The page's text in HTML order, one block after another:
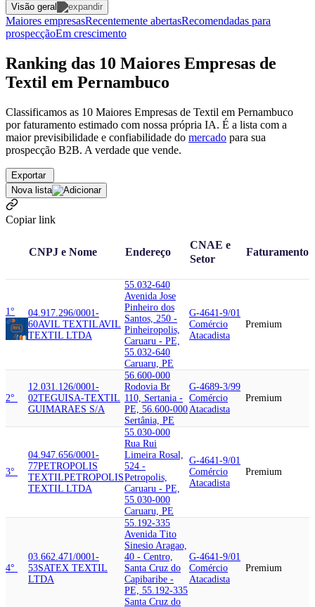
Visão geral
Maiores empresasRecentemente abertasRecomendadas para
prospecçãoEm crescimento
Ranking das 10 Maiores Empresas de
Textil em Pernambuco
Classificamos as 10 Maiores Empresas de Textil em Pernambuco
por faturamento estimado com nossa própria IA. É a lista com a
maior previsibilidade e confiabilidade do mercado para sua
prospecção B2B. A verdade que vende.
Exportar
Nova lista
Copiar link
CNPJ e Nome Endereço
CNAE e
Setor
Faturamento
1°
04.917.296/0001-
60AVIL TEXTILAVIL
TEXTIL LTDA
55.032-640
Avenida Jose
Pinheiro dos
Santos, 250 -
Pinheiropolis,
Caruaru - PE,
55.032-640
Caruaru, PE
G-4641-9/01
Comércio
Atacadista
Premium
2°
12.031.126/0001-
02TEGUISA-TEXTIL
GUIMARAES S/A
56.600-000
Rodovia Br
110, Sertania -
PE, 56.600-000
Sertânia, PE
G-4689-3/99
Comércio
Atacadista
Premium
3°
04.947.656/0001-
77PETROPOLIS
TEXTILPETROPOLIS
TEXTIL LTDA
55.030-000
Rua Rui
Limeira Rosal,
524 -
Petropolis,
Caruaru - PE,
55.030-000
Caruaru, PE
G-4641-9/01
Comércio
Atacadista
Premium
4°
03.662.471/0001-
53SATEX TEXTIL
LTDA
55.192-335
Avenida Tito
Sinesio Aragao,
40 - Centro,
Santa Cruz do
Capibaribe -
PE, 55.192-335
Santa Cruz do
G-4641-9/01
Comércio
Atacadista
Premium